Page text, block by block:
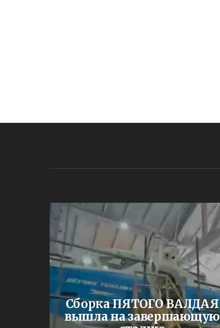
Сборка ПЯТОГО ВАЛДАЯ
вышла на завершающую